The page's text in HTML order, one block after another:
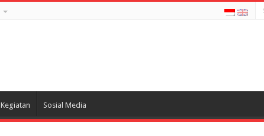
Kegiatan Sosial Media